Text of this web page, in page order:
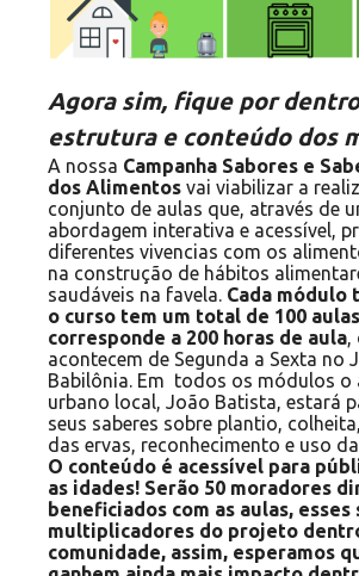
Agora sim, fique por
estrutura e conteúdo dos
A nossa Campanha Sabores e
dos Alimentos vai viabilizar a
conjunto de aulas que, através de
abordagem interativa e acessível,
diferentes vivencias com os
na construção de hábitos
saudáveis na favela. Cada módulo
o curso tem um total de 100
corresponde a 200 horas de aula,
acontecem de Segunda a Sexta no
Babilônia. Em todos os módulos o
urbano local, João Batista, estará
seus saberes sobre plantio,
das ervas, reconhecimento e uso
O conteúdo é acessível para
as idades! Serão 50 moradores
beneficiados com as aulas, esses
multiplicadores do projeto
comunidade, assim, esperamos